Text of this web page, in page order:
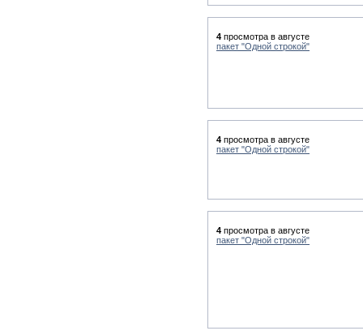
4 просмотра в августе
пакет "Одной строкой"
4 просмотра в августе
пакет "Одной строкой"
4 просмотра в августе
пакет "Одной строкой"